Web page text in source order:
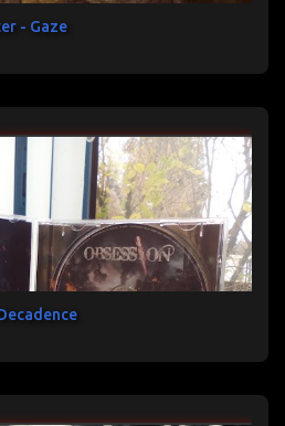
- Gaze